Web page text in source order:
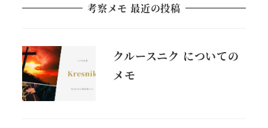
考察メモ 最近の投稿
クルースニク についての
メモ